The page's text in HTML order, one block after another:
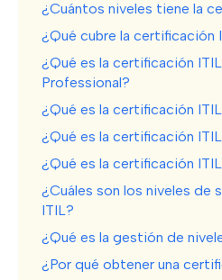
¿Cuántos niveles tiene la
¿Qué cubre la certificación
¿Qué es la certificación
Professional?
¿Qué es la certificación
¿Qué es la certificación
¿Qué es la certificación
¿Cuáles son los niveles de
ITIL?
¿Qué es la gestión de
¿Por qué obtener una